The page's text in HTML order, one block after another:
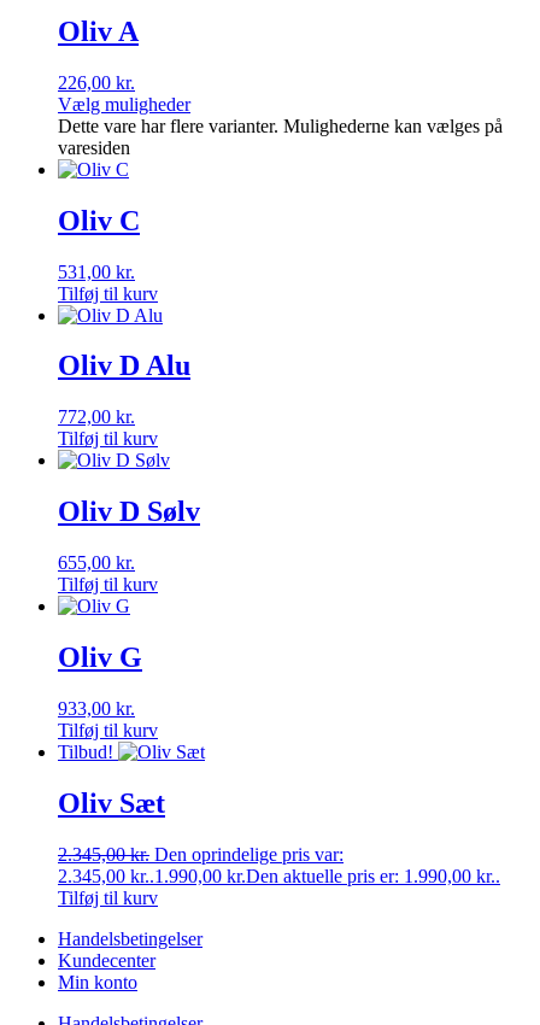
Oliv A
226,00 kr.
Vælg muligheder
Dette vare har flere varianter. Mulighederne kan vælges på
varesiden
Oliv C
531,00 kr.
Tilføj til kurv
Oliv D Alu
772,00 kr.
Tilføj til kurv
Oliv D Sølv
655,00 kr.
Tilføj til kurv
Oliv G
933,00 kr.
Tilføj til kurv
Tilbud!
Oliv Sæt
2.345,00kr. Den oprindelige pris var:
2.345,00 kr..1.990,00 kr.Den aktuelle pris er: 1.990,00 kr..
Tilføj til kurv
Handelsbetingelser
Kundecenter
Min konto